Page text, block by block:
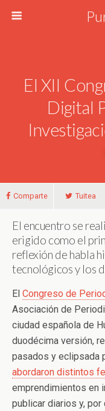
El XII
Digital
Comparte Tuitea
El encuentro se
erigido como el
reflexión de habla
tecnológicos y los
El Congreso de
Asociación de
ciudad española de
duodécima versión,
pasados y eclipsada
abordaron distintos
emprendimientos en
publicar diarios y,